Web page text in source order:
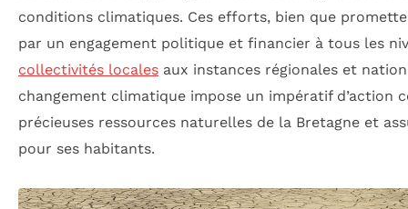
conditions climatiques. Ces efforts, bien que
par un engagement politique et financier à tous les
collectivités locales aux instances régionales et
changement climatique impose un impératif d’action
précieuses ressources naturelles de la Bretagne et
pour ses habitants.